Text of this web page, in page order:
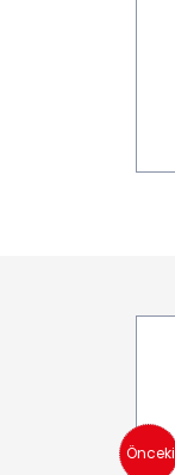
Önceki